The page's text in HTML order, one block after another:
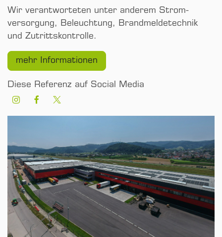
Wir verantworteten unter anderem Strom­
versorgung, Beleuchtung, Brand­melde­technik
und Zutrittskontrolle.
mehr Informationen
Diese Referenz auf Social Media